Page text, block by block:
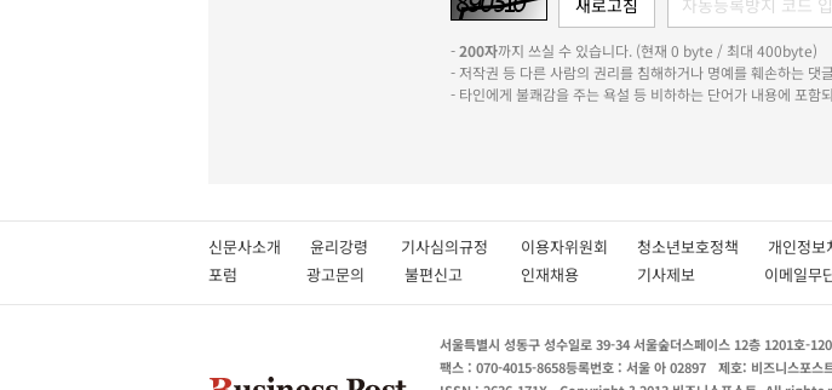
-200자까지 쓰실 수 있습니다. (현재 0 byte / 최대 400byte)
- 저작권 등 다른 사람의 권리를 침해하거나 명예를 훼손하는 댓
- 타인에게 불쾌감을 주는 욕설 등 비하하는 단어가 내용에 포함
신문사소개 윤리강령 기사심의규정 이용자위원회 청소년보호정책 개인정
포럼
광고문의 불편신고 인재채용 기사제보 이메일무
서울특별시 성동구 성수일로 39-34 서울숲더스페이스 12층 1201호-
팩스 : 070-4015-8658등록번호 : 서울 아 02897 제호: 비즈니스포스